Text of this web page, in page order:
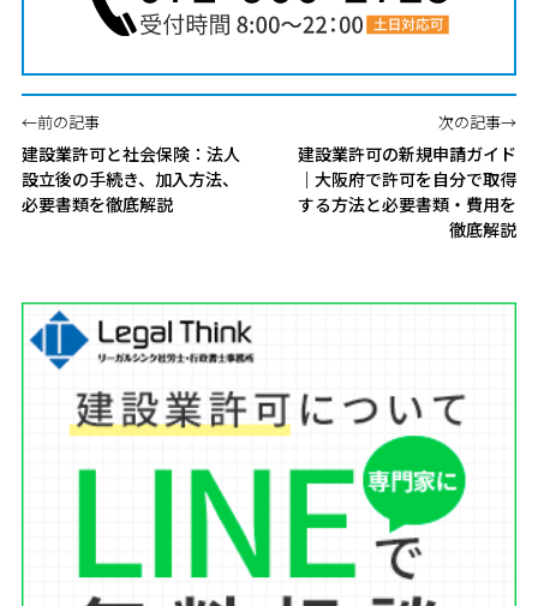
←前の記事
建設業許可と社会保険：法人
設立後の手続き、加入方法、
必要書類を徹底解説
次の記事→
建設業許可の新規申請ガイド
｜大阪府で許可を自分で取得
する方法と必要書類・費用を
徹底解説